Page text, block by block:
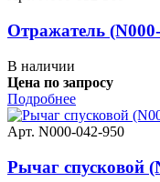
Отражатель
В наличии
Цена по запросу
Подробнее
Арт. N000-042-950
Рычаг спусковой